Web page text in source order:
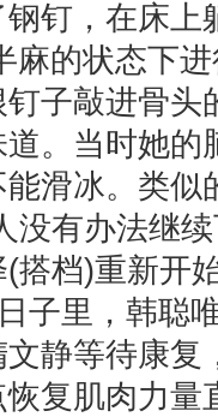
钉，在床上
的状态下进
子敲进骨头
。当时她的
滑冰。类似
没有办法继
搭档)重新开
里，韩聪
静等待康复
复肌肉力量